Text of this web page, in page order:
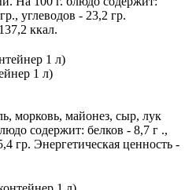
углеводов - 23,2 гр.
ккал.
1 л)
морковь, майонез, сыр, лук
содержит: белков - 8,7 г .,
гр. Энергетическая ценность -